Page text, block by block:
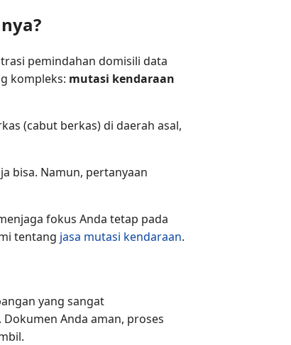
pemindahan domisili data
kompleks: mutasi kendaraan
(cabut berkas) di daerah asal,
bisa. Namun, pertanyaan
fokus Anda tetap pada
tentang jasa mutasi kendaraan.
yang sangat
Anda aman, proses